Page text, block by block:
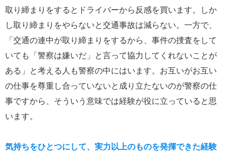
取り締まりをするとドライバーから反感を買います。しか
し取り締まりをやらないと交通事故は減らない。一方で、
「交通の連中が取り締まりをするから、事件の捜査をして
いても「警察は嫌いだ」と言って協力してくれないことが
ある」と考える人も警察の中にはいます。お互いがお互い
の仕事を尊重し合っていないと成り立たないのが警察の仕
事ですから、そういう意味では経験が役に立っていると思
います。
気持ちをひとつにして、実力以上のものを発揮できた経験